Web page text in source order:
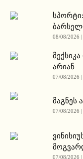
08/08/2026 |
არიან
07/08/2026
მაგნეს
07/08/2026 |
07/08/2026 |